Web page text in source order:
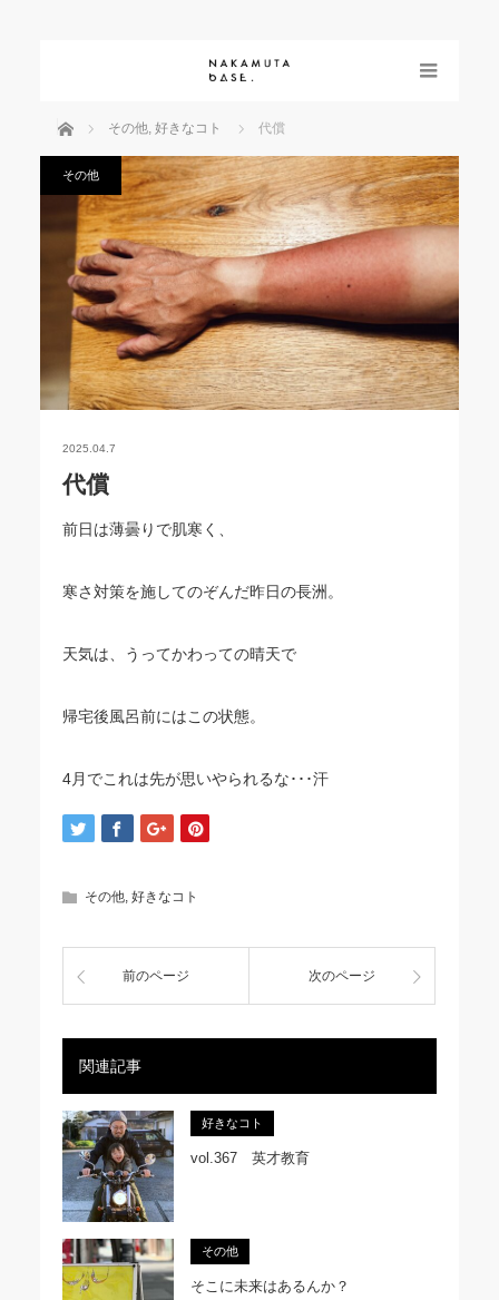
ホーム その他, 好きなコト 代償
その他
2025.04.7
代償
前日は薄曇りで肌寒く、
寒さ対策を施してのぞんだ昨日の長洲。
天気は、うってかわっての晴天で
帰宅後風呂前にはこの状態。
4月でこれは先が思いやられるな･･･汗
その他, 好きなコト
前のページ 次のページ
関連記事
好きなコト
vol.367 英才教育
その他
そこに未来はあるんか？